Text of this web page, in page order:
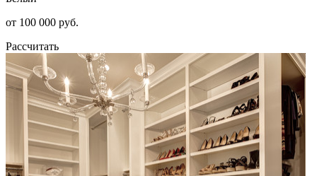
от 100 000 руб.
Рассчитать